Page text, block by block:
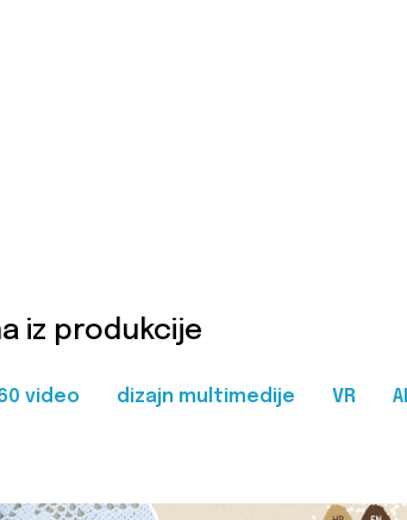
iz produkcije
video dizajn multimedije VR